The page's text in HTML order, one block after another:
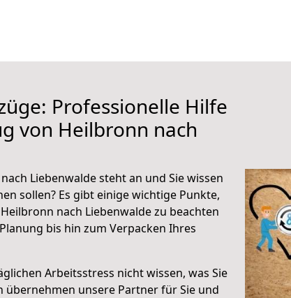
Professionelle Hilfe
von Heilbronn nach
Liebenwalde steht an und Sie wissen
sollen? Es gibt einige wichtige Punkte,
nach Liebenwalde zu beachten
bis hin zum Verpacken Ihres
Arbeitsstress nicht wissen, was Sie
übernehmen unsere Partner für Sie und